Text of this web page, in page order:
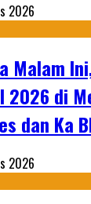
2026
Malam
2026 di
dan Ka
2026